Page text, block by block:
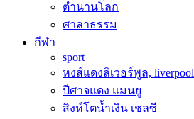
ตำนานโลก
ศาลาธรรม
กีฬา
sport
หงส์แดงลิเวอร์พูล, liverpool
ปีศาจแดง แมนยู
สิงห์โตน้ำเงิน เชลซี